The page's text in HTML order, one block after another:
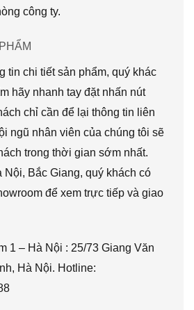
công ty.
tin chi tiết sản phẩm, quý khác
hãy nhanh tay đặt nhấn nút
chỉ cần để lại thông tin liên
ngũ nhân viên của chúng tôi sẽ
trong thời gian sớm nhất.
Bắc Giang, quý khách có
để xem trực tiếp và giao
1 – Hà Nội : 25/73 Giang Văn
Hà Nội. Hotline: